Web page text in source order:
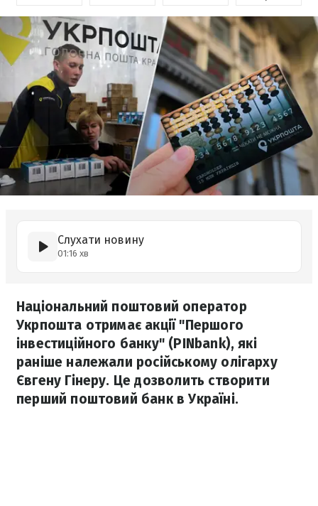
Слухати новину
01:16 хв
Національний поштовий оператор
Укрпошта отримає акції "Першого
інвестиційного банку" (PINbank), які
раніше належали російському олігарху
Євгену Гінеру. Це дозволить створити
перший поштовий банк в Україні.